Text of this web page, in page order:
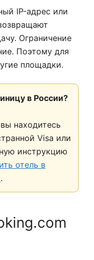
IP-адрес или
Ограничение
Поэтому для
площадки.
в России?
находитесь
Visa или
инструкцию
отель в
.